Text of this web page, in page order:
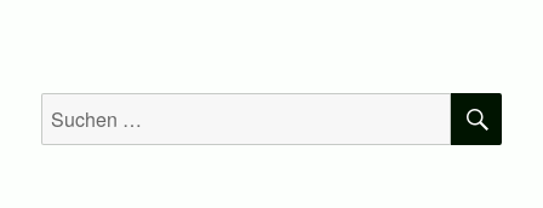
E
Suchen
nach: